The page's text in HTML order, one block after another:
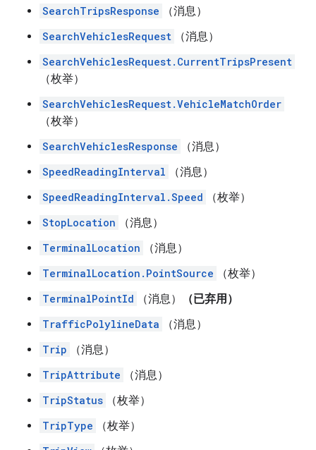
SearchTripsResponse
（消息）
SearchVehiclesRequest
（消息）
SearchVehiclesRequest.CurrentTripsPresent
（枚举）
SearchVehiclesRequest.VehicleMatchOrder
（枚举）
SearchVehiclesResponse
（消息）
SpeedReadingInterval
（消息）
SpeedReadingInterval.Speed
（枚举）
StopLocation
（消息）
TerminalLocation
（消息）
TerminalLocation.PointSource
（枚举）
TerminalPointId
（消息）
（已弃用）
TrafficPolylineData
（消息）
Trip
（消息）
TripAttribute
（消息）
TripStatus
（枚举）
TripType
（枚举）